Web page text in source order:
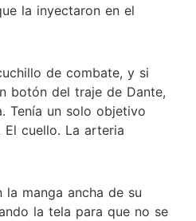
la inyectaron en el
de combate, y si
botón del traje de Dante,
Tenía un solo objetivo
cuello. La arteria
manga ancha de su
la tela para que no se